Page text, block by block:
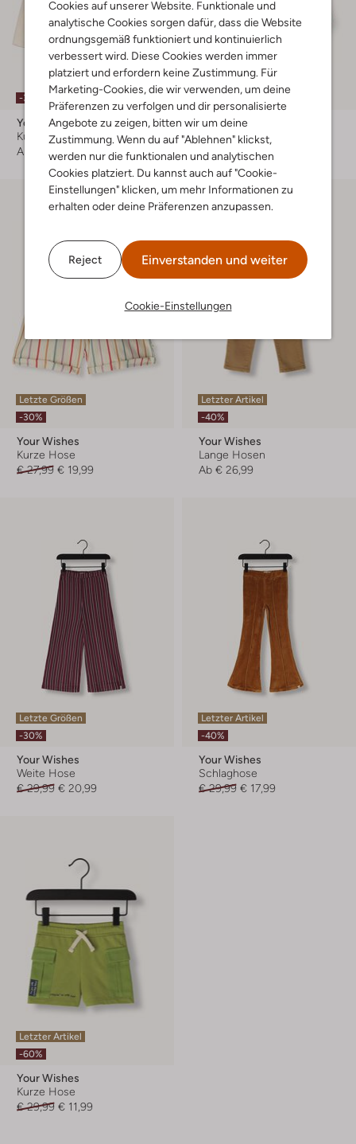
Cookies auf unserer Website. Funktionale und
analytische Cookies sorgen dafür, dass die Website
ordnungsgemäß funktioniert und kontinuierlich
verbessert wird. Diese Cookies werden immer
platziert und erfordern keine Zustimmung. Für
Marketing-Cookies, die wir verwenden, um deine
Präferenzen zu verfolgen und dir personalisierte
Angebote zu zeigen, bitten wir um deine
Zustimmung. Wenn du auf "Ablehnen" klickst,
werden nur die funktionalen und analytischen
Cookies platziert. Du kannst auch auf "Cookie-
Einstellungen" klicken, um mehr Informationen zu
erhalten oder deine Präferenzen anzupassen.
Reject Einverstanden und weiter
Cookie-Einstellungen
-30%
Your Wishes
Kurze Hose
Ab
Letzte Größen
Your Wishes
Kurze Hose
Ab
€ 17,99
Letzte Größen
-30%
Your Wishes
Kurze Hose
€ 27,99 € 19,99
Letzter Artikel
-40%
Your Wishes
Lange Hosen
Ab € 26,99
Letzte Größen
-30%
Your Wishes
Weite Hose
€ 29,99 € 20,99
Letzter Artikel
-40%
Your Wishes
Schlaghose
€ 29,99 € 17,99
Letzter Artikel
-60%
Your Wishes
Kurze Hose
€ 29,99 € 11,99